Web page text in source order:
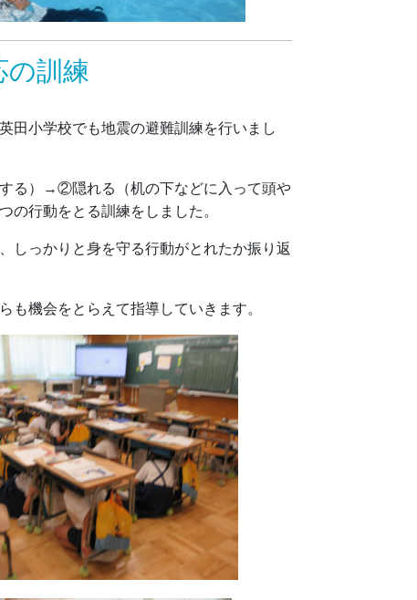
訓練
田小学校でも地震の避難訓練を行いまし
る）→②隠れる（机の下などに入って頭や
行動をとる訓練をしました。
しっかりと身を守る行動がとれたか振り返
も機会をとらえて指導していきます。